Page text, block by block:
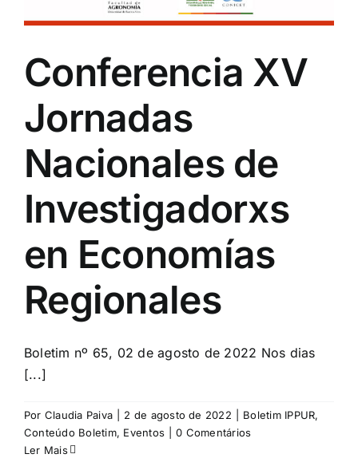
Conferencia XV
Jornadas
Nacionales de
Investigadorxs
en Economías
Regionales
Boletim nº 65, 02 de agosto de 2022 Nos dias
[...]
Por Claudia Paiva 2 de agosto de 2022 Boletim IPPUR,
Conteúdo Boletim, Eventos
0 Comentários
Ler Mais